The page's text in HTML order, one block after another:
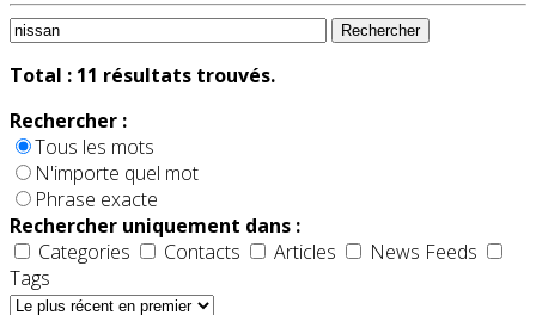
Rechercher
Total : 11 résultats trouvés.
Rechercher :
Tous les mots
N'importe quel mot
Phrase exacte
Rechercher uniquement dans :
Categories
Contacts Articles
News Feeds
Tags